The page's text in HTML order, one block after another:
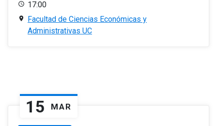
17:00
Facultad de Ciencias Económicas y
Administrativas UC
15 MAR